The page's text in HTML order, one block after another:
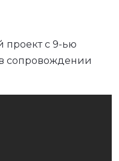
с 9-ью
сопровождении